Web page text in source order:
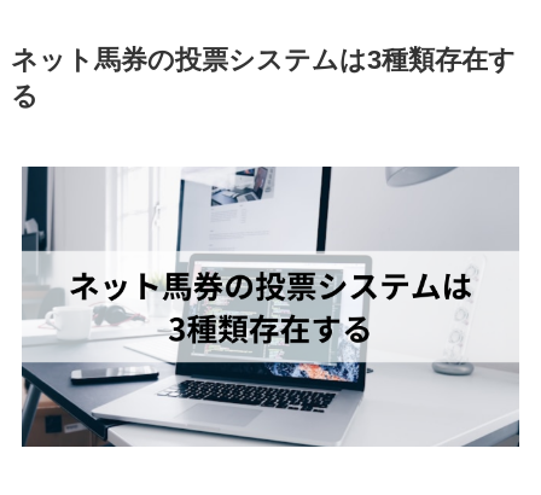
ネット馬券の投票システムは3種類存在す
る